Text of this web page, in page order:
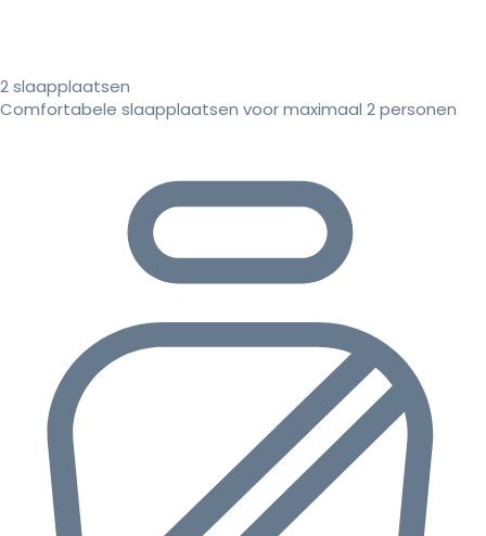
2 slaapplaatsen
Comfortabele slaapplaatsen voor maximaal 2 personen